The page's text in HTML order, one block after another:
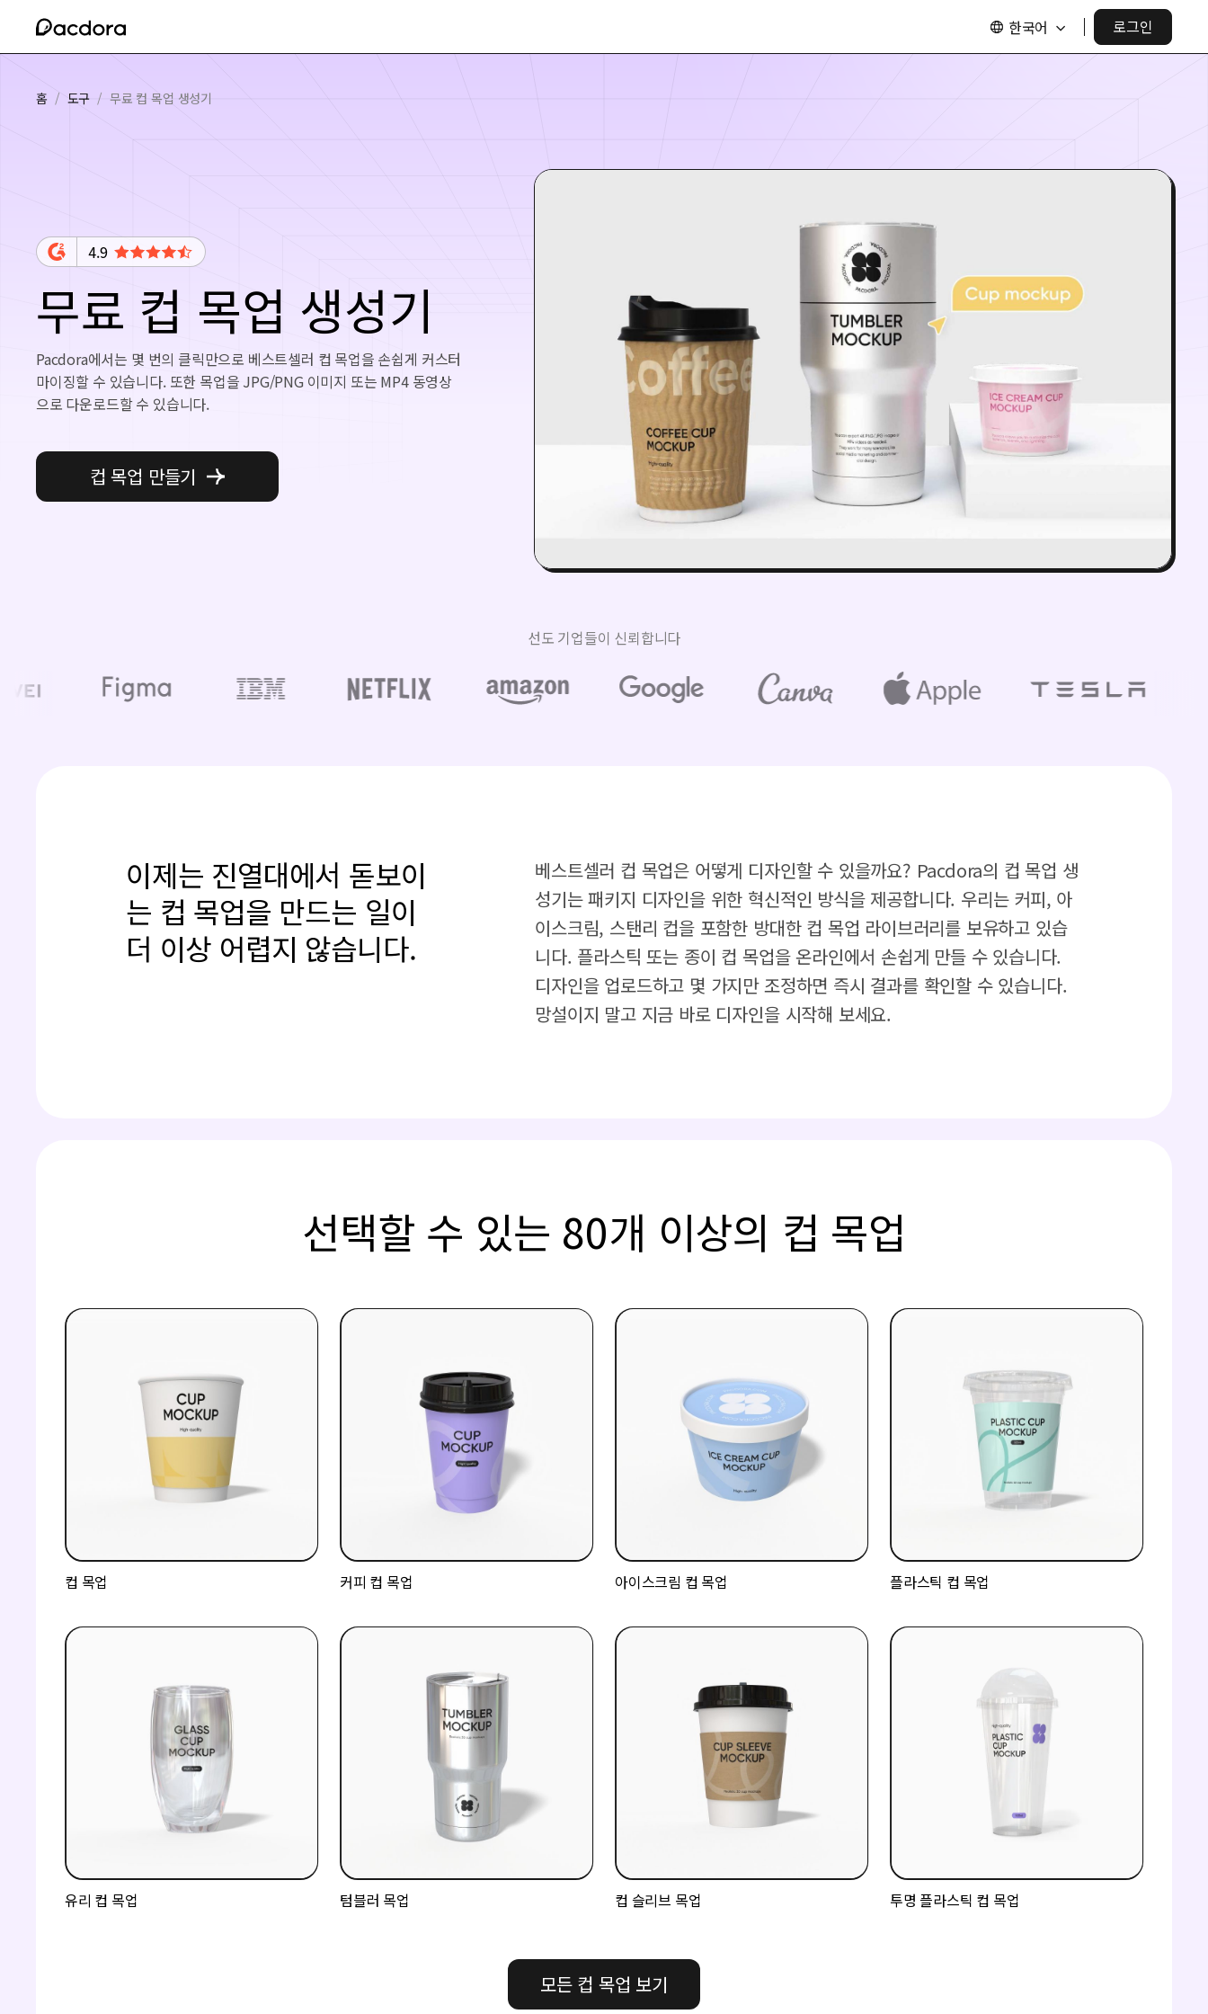
한국어 로그인
홈 / 도구 / 무료 컵 목업 생성기
4.9
무료 컵 목업 생성기
Pacdora에서는 몇 번의 클릭만으로 베스트셀러 컵 목업을 손쉽게 커스터
마이징할 수 있습니다. 또한 목업을 JPG/PNG 이미지 또는 MP4 동영상
으로 다운로드할 수 있습니다.
컵 목업 만들기
선도 기업들이 신뢰합니다
이제는 진열대에서 돋보이
는 컵 목업을 만드는 일이
더 이상 어렵지 않습니다.
베스트셀러 컵 목업은 어떻게 디자인할 수 있을까요? Pacdora의 컵 목업 생
성기는 패키지 디자인을 위한 혁신적인 방식을 제공합니다. 우리는 커피, 아
이스크림, 스탠리 컵을 포함한 방대한 컵 목업 라이브러리를 보유하고 있습
니다. 플라스틱 또는 종이 컵 목업을 온라인에서 손쉽게 만들 수 있습니다.
디자인을 업로드하고 몇 가지만 조정하면 즉시 결과를 확인할 수 있습니다.
망설이지 말고 지금 바로 디자인을 시작해 보세요.
선택할 수 있는 80개 이상의 컵 목업
컵 목업 커피 컵 목업 아이스크림 컵 목업 플라스틱 컵 목업
유리 컵 목업 텀블러 목업 컵 슬리브 목업 투명 플라스틱 컵 목업
모든 컵 목업 보기